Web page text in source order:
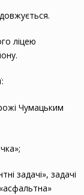
ліцею
Чумацьким
задачі», задачі